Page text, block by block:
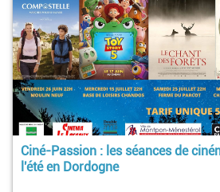
Ciné-Passion : les séances de
l'été en Dordogne